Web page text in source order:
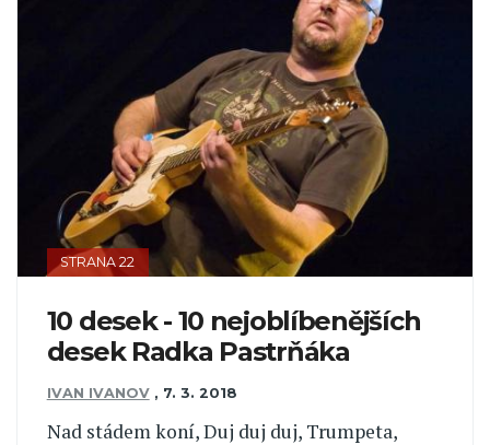
STRANA 22
10 desek - 10 nejoblíbenějších
desek Radka Pastrňáka
IVAN IVANOV , 7. 3. 2018
Nad stádem koní, Duj duj duj, Trumpeta,